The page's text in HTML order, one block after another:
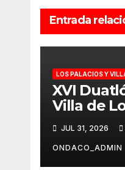
Entrada
LOS PALACIOS Y
XVI
Villa de
yJUL 31, 2026
ONDACO_ADMIN